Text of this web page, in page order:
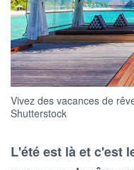
Vivez des vacances de
Shutterstock
L'été est là et c'est